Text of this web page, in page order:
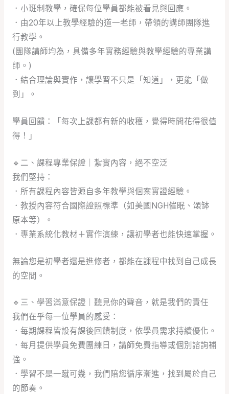
．小班制教學，確保每位學員都能被看見與回應。
．由20年以上教學經驗的道一老師，帶領的講師團隊進
行教學。
(團隊講師均為，具備多年實務經驗與教學經驗的專業講
師。)
．結合理論與實作，讓學習不只是「知道」，更能「做
到」。
學員回饋：「每次上課都有新的收穫，覺得時間花得很值
得！」
🔹 二、課程專業保證｜紮實內容，絕不空泛
我們堅持：
．所有課程內容皆源自多年教學與個案實證經驗。
．教授內容符合國際證照標準（如美國NGH催眠、頌缽
原本等）。
．專業系統化教材＋實作演練，讓初學者也能快速掌握。
無論您是初學者還是進修者，都能在課程中找到自己成長
的空間。
🔹 三、學習滿意保證｜聽見你的聲音，就是我們的責任
我們在乎每一位學員的感受：
．每期課程皆設有課後回饋制度，依學員需求持續優化。
．每月提供學員免費團練日，講師免費指導或個別諮詢補
強。
．學習不是一蹴可幾，我們陪您循序漸進，找到屬於自己
的節奏。